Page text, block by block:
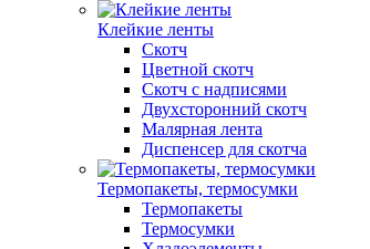
Клейкие ленты
Скотч
Цветной скотч
Скотч с надписями
Двухсторонний скотч
Малярная лента
Диспенсер для скотча
Термопакеты, термосумки
Термопакеты
Термосумки